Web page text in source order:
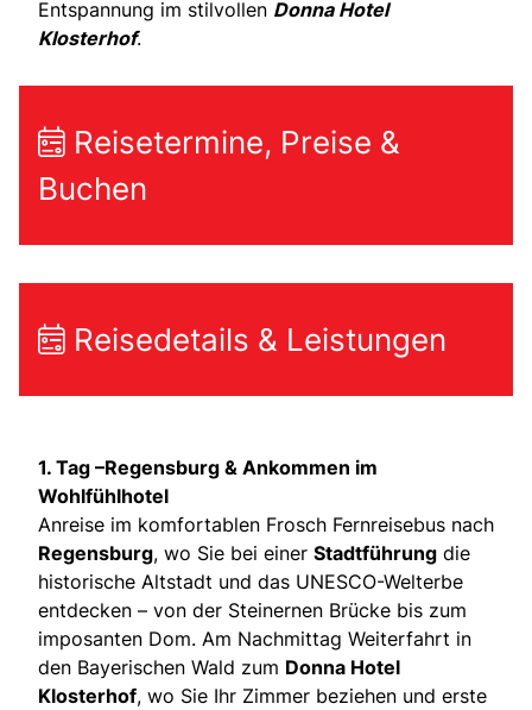
Entspannung im stilvollen Donna Hotel
Klosterhof.
Reisetermine, Preise &
Buchen
Reisedetails & Leistungen
1. Tag –Regensburg & Ankommen im
Wohlfühlhotel
Anreise im komfortablen Frosch Fernreisebus nach
Regensburg, wo Sie bei einer Stadtführung die
historische Altstadt und das UNESCO-Welterbe
entdecken – von der Steinernen Brücke bis zum
imposanten Dom. Am Nachmittag Weiterfahrt in
den Bayerischen Wald zum Donna Hotel
Klosterhof, wo Sie Ihr Zimmer beziehen und erste